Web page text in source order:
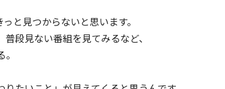
と見つからないと思います。
段見ない番組を見てみるなど、